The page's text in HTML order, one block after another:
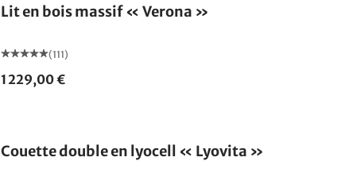
Lit en bois massif « Verona »
(111)
1 229,00 €
Couette double en lyocell « Lyovita »